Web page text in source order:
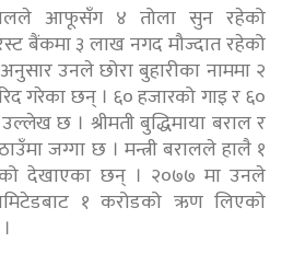
बरालले आफूसँग ४ तोला सुन रहेको
बैंकमा ३ लाख नगद मौज्दात रहेको
उनले छोरा बुहारीका नाममा २
गरेका छन् । ६० हजारको गाइ र ६०
छ । श्रीमती बुद्धिमाया बराल र
जग्गा छ । मन्त्री बरालले हालै १
देखाएका छन् । २०७७ मा उनले
१ करोडको ऋण लिएको